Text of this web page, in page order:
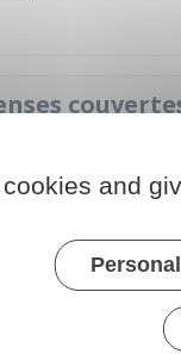
par
avant le début
6 mois à
and